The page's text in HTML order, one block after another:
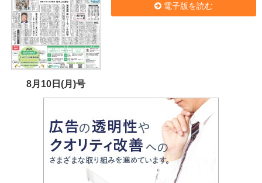
8月10日(月)号
電子版を読む